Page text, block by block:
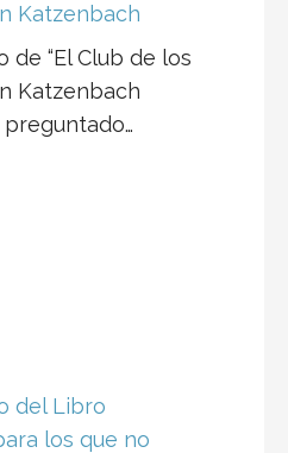
Katzenbach
de “El Club de los
Katzenbach
del Libro
los que no